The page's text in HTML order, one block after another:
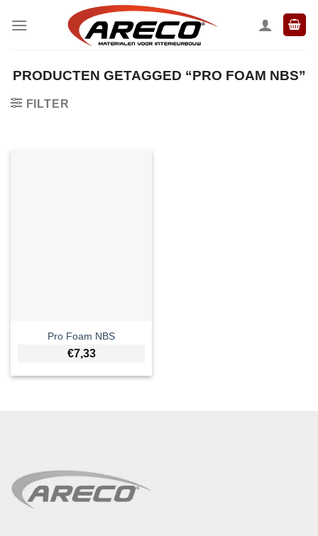
naar
PRODUCTEN GETAGGED “PRO FOAM NBS”
FILTER
Pro Foam NBS
€7,33